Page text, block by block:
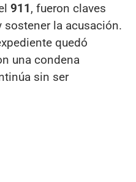
911, fueron claves
sostener la acusación.
quedó
una condena
sin ser